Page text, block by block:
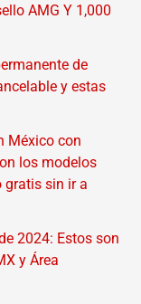
AMG Y 1,000
de
y estas
México con
los modelos
gratis sin ir a
2024: Estos son
y Área